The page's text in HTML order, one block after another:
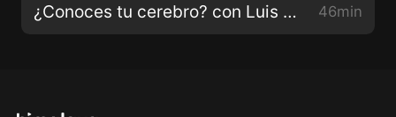
¿Conoces tu cerebro? con Luis Arocha 46min